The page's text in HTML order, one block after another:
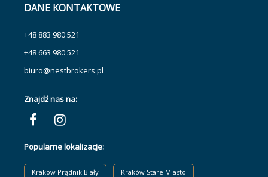
DANE KONTAKTOWE
+48 883 980 521
+48 663 980 521
biuro@nestbrokers.pl
Znajdź nas na:
Popularne lokalizacje:
Kraków Prądnik Biały Kraków Stare Miasto